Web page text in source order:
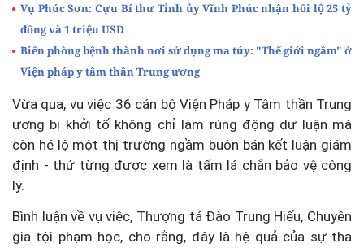
Vụ Phúc Sơn: Cựu Bí thư Tỉnh ủy Vĩnh Phúc nhận hối lộ 25 tỷ
đồng và 1 triệu USD
Biến phòng bệnh thành nơi sử dụng ma túy: "Thế giới ngầm" ở
Viện pháp y tâm thần Trung ương
Vừa qua, vụ việc 36 cán bộ Viện Pháp y Tâm thần Trung
ương bị khởi tố không chỉ làm rúng động dư luận mà
còn hé lộ một thị trường ngầm buôn bán kết luận giám
định - thứ từng được xem là tấm lá chắn bảo vệ công
lý.
Bình luận về vụ việc, Thượng tá Đào Trung Hiếu, Chuyên
gia tội phạm học, cho rằng, đây là hệ quả của sự tha